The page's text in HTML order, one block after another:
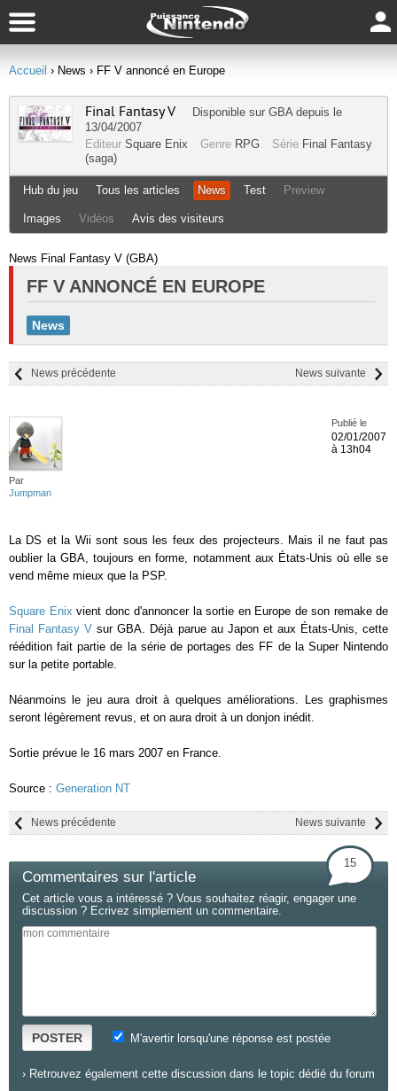
Accueil › News › FF V annoncé en Europe
Final Fantasy V Disponible sur GBAdepuis le
13/04/2007
Editeur Square Enix Genre RPG Série Final Fantasy
(saga)
Hub du jeu Tous les articles News Test Preview
Images Vidéos Avis des visiteurs
News Final Fantasy V (GBA)
FF V ANNONCÉ EN EUROPE
News
News suivante
News précédente
Par
Jumpman
Publié le
02/01/2007
à 13h04
La DS et la Wii sont sous les feux des projecteurs. Mais il ne faut pas
oublier la GBA, toujours en forme, notamment aux États-Unis où elle se
vend même mieux que la PSP.
Square Enix vient donc d'annoncer la sortie en Europe de son remake de
Final Fantasy V sur GBA. Déjà parue au Japon et aux États-Unis, cette
réédition fait partie de la série de portages des FF de la Super Nintendo
sur la petite portable.
Néanmoins le jeu aura droit à quelques améliorations. Les graphismes
seront légèrement revus, et on aura droit à un donjon inédit.
Sortie prévue le 16 mars 2007 en France.
Source : Generation NT
News suivante
News précédente
Commentaires sur l'article
15
Cet article vous a intéressé ? Vous souhaitez réagir, engager une
discussion ? Ecrivez simplement un commentaire.
POSTER M'avertir lorsqu'une réponse est postée
› Retrouvez également cette discussion dans le topic dédié du forum